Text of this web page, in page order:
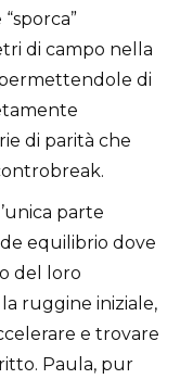
di campo nella
di
di parità che
parte
equilibrio dove
del loro
ruggine iniziale,
e trovare
Paula, pur